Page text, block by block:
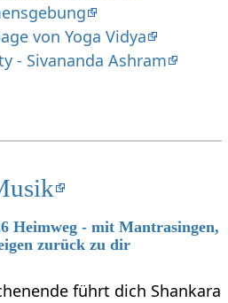
von Yoga Vidya
- Sivananda Ashram
Heimweg - mit Mantrasingen,
zurück zu dir
führt dich Shankara